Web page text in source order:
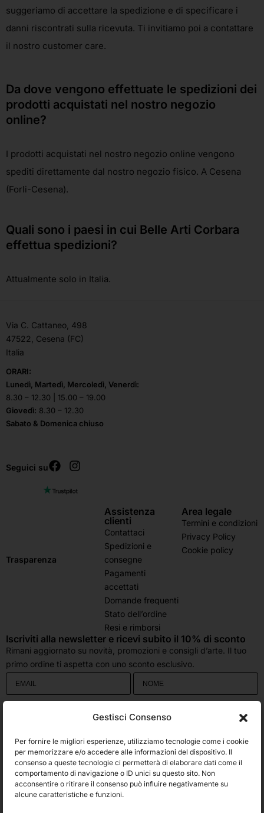
Gestisci Consenso
Per fornire le migliori esperienze, utilizziamo tecnologie come i cookie
per memorizzare e/o accedere alle informazioni del dispositivo. Il
consenso a queste tecnologie ci permetterà di elaborare dati come il
comportamento di navigazione o ID unici su questo sito. Non
acconsentire o ritirare il consenso può influire negativamente su
alcune caratteristiche e funzioni.
suggeriamo di accettare la spedizione e di specificare i
danni riscontrati sulla ricevuta. Ti invitiamo poi a contattare
il nostro customer care.
Da dove vengono effettuate le spedizioni dei
prodotti acquistati nel nostro negozio
online?
I prodotti acquistati nel nostro negozio online vengono
spediti direttamente dal nostro negozio fisico. A Cesena
(Forli-Cesena).
Quali sono i paesi in cui Belle Arti Corbara
effettua spedizioni?
Attualmente solo in Italia.
Via C. Cattaneo, 498
47522, Cesena (FC)
Italia
ORARI:
Lunedì, Martedì, Mercoledì, Venerdì:
8.30 – 12.30 | 15.00 – 19.00
Giovedì: 8.30 – 12.30
Sabato & Domenica chiuso
Seguici su
Trasparenza
Assistenza
clienti
Contattaci
Spedizioni e
consegne
Pagamenti
accettati
Domande frequenti
Stato dell’ordine
Resi e rimborsi
Area legale
Termini e condizioni
Privacy Policy
Cookie policy
Iscriviti alla newsletter e ricevi subito il 10% di sconto
Rimani aggiornato su novità, promozioni e consigli d’arte. Il tuo
primo ordine ti aspetta con uno sconto esclusivo.
accetti che i dati personali da te forniti vengano trasferiti a Brevo per il
Accetto le condizioni generali e di ricevere le Newsletters.
ISCRIVITI
Spedizioni